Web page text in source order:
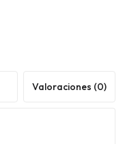
Valoraciones (0)